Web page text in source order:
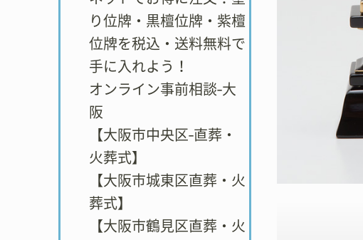
り位牌・黒檀位牌・紫檀
位牌を税込・送料無料で
手に入れよう！
オンライン事前相談‐大
阪
【大阪市中央区‐直葬・
火葬式】
【大阪市城東区直葬・火
葬式】
【大阪市鶴見区直葬・火